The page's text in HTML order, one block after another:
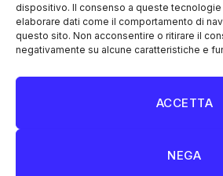
dispositivo. Il consenso a queste
elaborare dati come il comportamento di
questo sito. Non acconsentire o ritirare il
negativamente su alcune caratteristiche e
ACCETTA
NEGA
FacebookInstagram